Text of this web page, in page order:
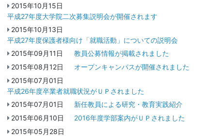
2015年10月15日
平成27年度大学院二次募集説明会が開催されます
2015年10月13日
平成27年度保護者様向け「就職活動」についての説明会
2015年09月11日
教員公募情報が掲載されました
2015年08月12日
オープンキャンパスが開催されました
2015年07月01日
平成26年度卒業者就職状況がＵＰされました
2015年07月01日
新任教員による研究・教育実践紹介
2015年06月10日
2016年度学部案内がＵＰされました
2015年05月28日